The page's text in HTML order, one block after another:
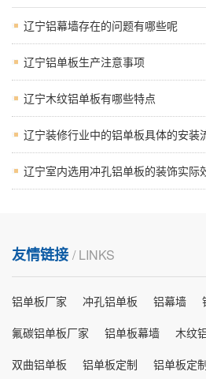
辽宁铝幕墙存在的问题有哪些呢
辽宁铝单板生产注意事项
辽宁木纹铝单板有哪些特点
辽宁装修行业中的铝单板具体的安装
辽宁室内选用冲孔铝单板的装饰实际
友情链接 / LINKS
铝单板厂家 冲孔铝单板 铝幕墙
氟碳铝单板厂家
铝单板幕墙 木纹
双曲铝单板
铝单板定制 铝单板定